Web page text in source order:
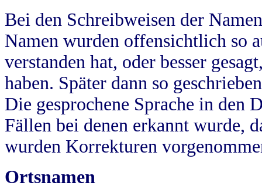
Bei den Schreibweisen der
Namen wurden offensichtlich so
verstanden hat, oder besser
haben. Später dann so
Die gesprochene Sprache in
Fällen bei denen erkannt wurde,
wurden Korrekturen
Ortsnamen